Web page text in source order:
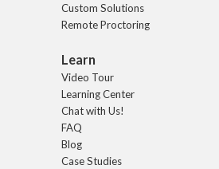
Custom Solutions
Remote Proctoring
Learn
Video Tour
Learning Center
Chat with Us!
FAQ
Blog
Case Studies